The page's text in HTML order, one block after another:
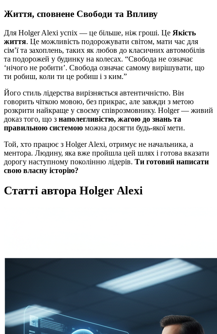
Життя, сповнене Свободи та Впливу
Для Holger Alexi успіх — це більше, ніж гроші. Це Якість
життя. Це можливість подорожувати світом, мати час для
сім’ї та захоплень, таких як любов до класичних автомобілів
та подорожей у будинку на колесах. “Свобода не означає
‘нічого не робити’. Свобода означає самому вирішувати, що
ти робиш, коли ти це робиш і з ким.”
Його стиль лідерства вирізняється автентичністю. Він
говорить чіткою мовою, без прикрас, але завжди з метою
розкрити найкраще у своєму співрозмовнику. Holger — живий
доказ того, що з наполегливістю, жагою до знань та
правильною системою можна досягти будь-якої мети.
Той, хто працює з Holger Alexi, отримує не начальника, а
ментора. Людину, яка вже пройшла цей шлях і готова вказати
дорогу наступному поколінню лідерів. Ти готовий написати
свою власну історію?
Статті автора Holger Alexi